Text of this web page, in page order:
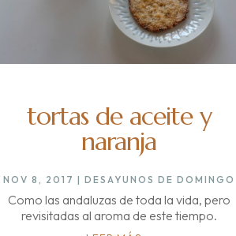
tortas de aceite y
naranja
NOV 8, 2017 | DESAYUNOS DE DOMINGO
Como las andaluzas de toda la vida, pero
revisitadas al aroma de este tiempo.